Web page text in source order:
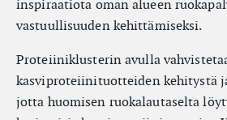
inspiraatiota oman alueen
vastuullisuuden kehittämiseksi.
Proteiiniklusterin avulla
kasviproteiinituotteiden kehitystä
jotta huomisen ruokalautaselta